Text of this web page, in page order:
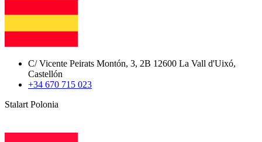
C/ Vicente Peirats Montón, 3, 2B 12600 La Vall d'Uixó,
Castellón
+34 670 715 023
Stalart Polonia